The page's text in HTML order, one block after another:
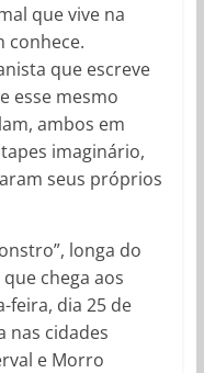
que vive na
conhece.
que escreve
esse mesmo
ambos em
imaginário,
seus próprios
longa do
chega aos
feira, dia 25 de
nas cidades
e Morro